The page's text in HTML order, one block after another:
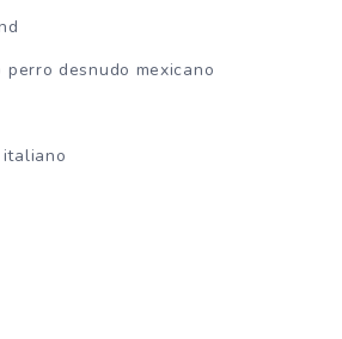
desnudo mexicano